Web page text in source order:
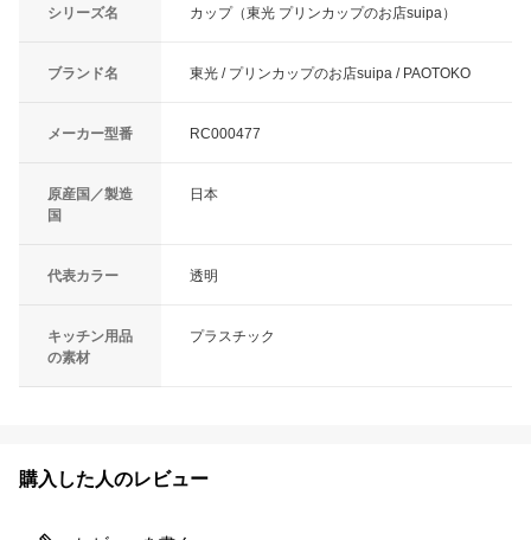
シリーズ名 カップ（東光 プリンカップのお店suipa）
ブランド名 東光 / プリンカップのお店suipa / PAOTOKO
メーカー型番 RC000477
原産国／製造
国
日本
代表カラー 透明
キッチン用品
の素材
プラスチック
購入した人のレビュー